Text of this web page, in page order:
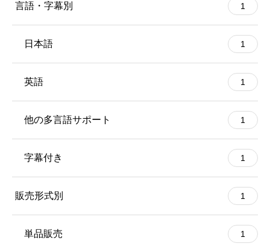
言語・字幕別 1
日本語 1
英語 1
他の多言語サポート 1
字幕付き 1
販売形式別 1
単品販売 1